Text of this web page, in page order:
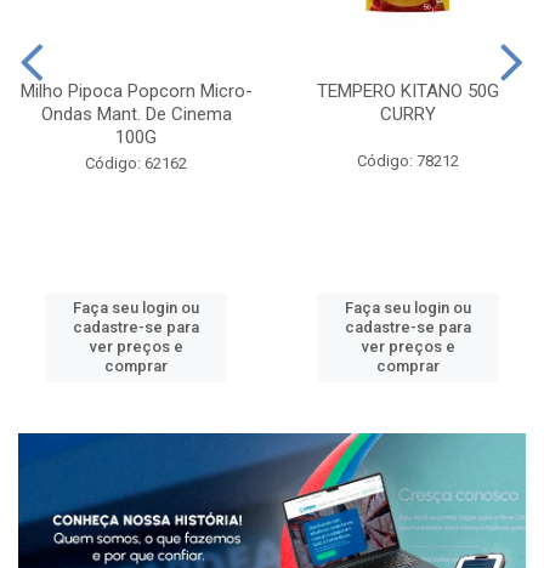
Milho Pipoca Popcorn Micro-
Ondas Mant. De Cinema
100G
Código: 62162
Faça seu login ou
cadastre-se para
ver preços e
comprar
TEMPERO KITANO 50G
CURRY
Código: 78212
Faça seu login ou
cadastre-se para
ver preços e
comprar